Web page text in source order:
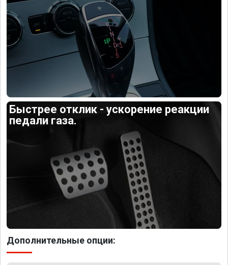
Быстрее отклик - ускорение реакции
педали газа.
Дополнительные опции: